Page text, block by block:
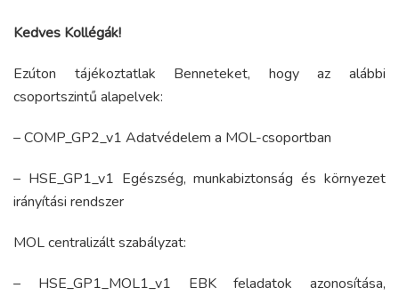
Kedves Kollégák!
Ezúton tájékoztatlak Benneteket, hogy az alábbi
csoportszintű alapelvek:
– COMP_GP2_v1 Adatvédelem a MOL-csoportban
– HSE_GP1_v1 Egészség, munkabiztonság és környezet
irányítási rendszer
MOL centralizált szabályzat:
– HSE_GP1_MOL1_v1 EBK feladatok azonosítása,